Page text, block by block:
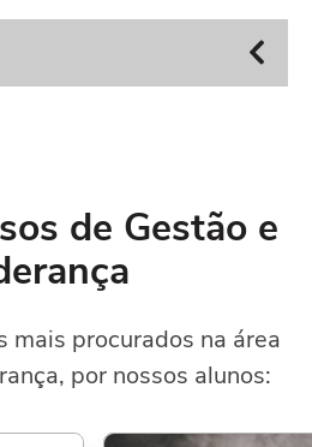
de Gestão e
mais procurados na área
por nossos alunos: